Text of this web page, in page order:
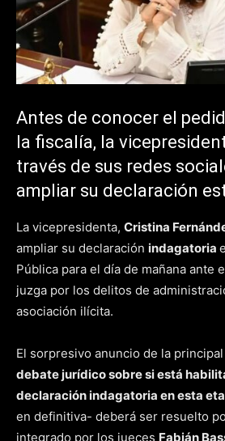
Antes de conocer el
la fiscalía, la
través de sus redes
ampliar su declaración
La vicepresidenta, Cristina
ampliar su declaración indagatoria
Pública para el día de mañana ante
juzga por los delitos de
asociación ilícita.
El sorpresivo anuncio de la
debate jurídico sobre si está
declaración indagatoria en esta
en definitiva- deberá ser resuelto
integrado por los jueces Fabián